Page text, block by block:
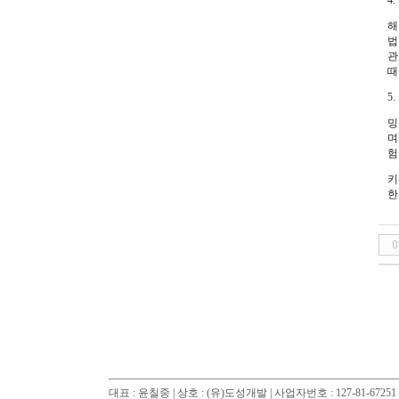
5.
대표 : 윤칠중 | 상호 : (유)도성개발 | 사업자번호 : 127-81-